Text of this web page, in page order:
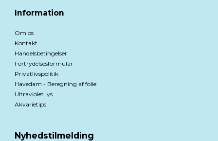
Information
Om os
Kontakt
Handelsbetingelser
Fortrydelsesformular
Privatlivspolitik
Havedam - Beregning af folie
Ultraviolet lys
Akvarietips
Nyhedstilmelding